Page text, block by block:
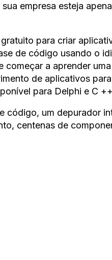
empresa esteja
para criar
de código usando o
começar a aprender
de aplicativos
para Delphi e C
código, um depurador
centenas de